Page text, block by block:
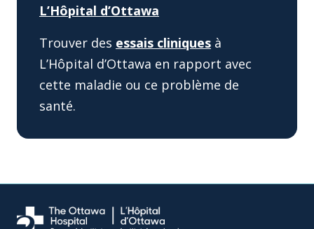
L’Hôpital d’Ottawa
Trouver des essais cliniques à
L’Hôpital d’Ottawa en rapport avec
cette maladie ou ce problème de
santé.